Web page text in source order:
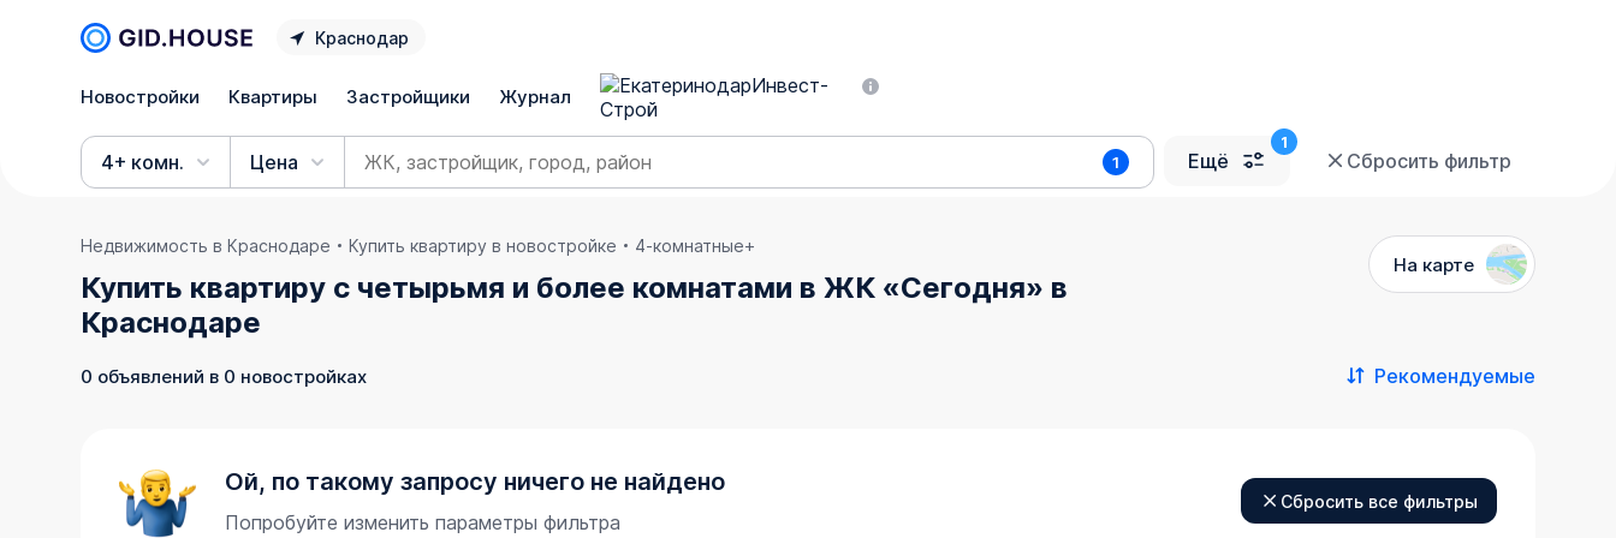
Краснодар
Новостройки Квартиры Застройщики Журнал
4+ комн. Цена 1 Ещё Сбросить фильтр
Недвижимость в Краснодаре Купить квартиру в новостройке 4-комнатные+
Купить квартиру с четырьмя и более комнатами в ЖК «Сегодня» в
Краснодаре
На карте
0 объявлений в 0 новостройках Рекомендуемые
Ой, по такому запросу ничего не найдено
Попробуйте изменить параметры фильтра
Сбросить все фильтры